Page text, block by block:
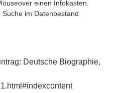
einen Infokasten.
im Datenbestand
Deutsche Biographie,